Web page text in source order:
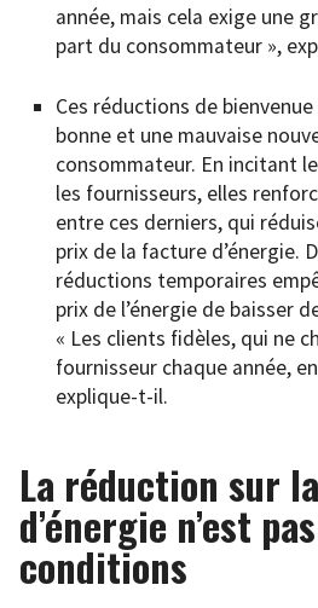
année, mais cela exige une
part du consommateur »,
Ces réductions de
bonne et une mauvaise
consommateur. En incitant
les fournisseurs, elles
entre ces derniers, qui
prix de la facture d’énergie.
réductions temporaires
prix de l’énergie de baisser
« Les clients fidèles, qui ne
fournisseur chaque année,
explique-t-il.
La réduction sur
d’énergie n’est
conditions